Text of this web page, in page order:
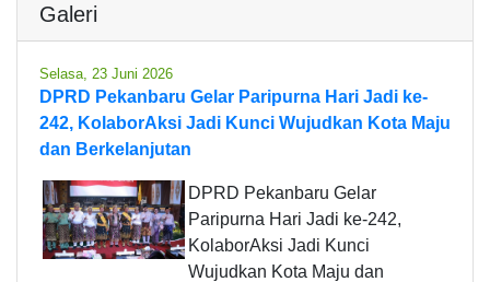
Galeri
Selasa, 23 Juni 2026
DPRD Pekanbaru Gelar Paripurna Hari Jadi ke-
242, KolaborAksi Jadi Kunci Wujudkan Kota Maju
dan Berkelanjutan
DPRD Pekanbaru Gelar
Paripurna Hari Jadi ke-242,
KolaborAksi Jadi Kunci
Wujudkan Kota Maju dan